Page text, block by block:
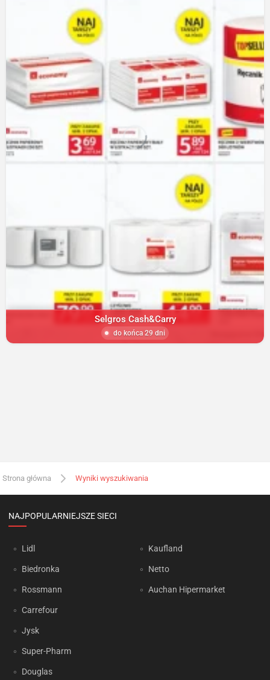
Selgros Cash&Carry
do końca 29 dni
Strona główna Wyniki wyszukiwania
NAJPOPULARNIEJSZE SIECI
Lidl
Biedronka
Rossmann
Carrefour
Jysk
Super-Pharm
Douglas
Kaufland
Netto
Auchan Hipermarket